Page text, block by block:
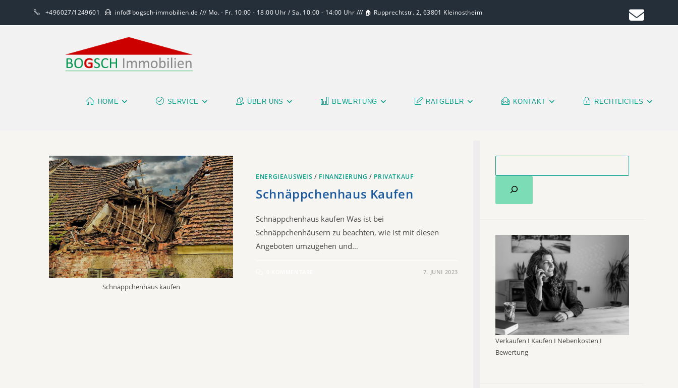
+496027/1249601 info@bogsch-immobilien.de /// Mo. - Fr. 10:00 - 18:00 Uhr / Sa. 10:00 - 14:00 Uhr /// 🏠 Rupprechtstr. 2, 63801 Kleinostheim
HOME SERVICE ÜBER UNS BEWERTUNG RATGEBER KONTAKT RECHTLICHES
Schnäppchenhaus kaufen
ENERGIEAUSWEIS / FINANZIERUNG / PRIVATKAUF
Schnäppchenhaus Kaufen
Schnäppchenhaus kaufen Was ist bei
Schnäppchenhäusern zu beachten, wie ist mit diesen
Angeboten umzugehen und…
7. JUNI 2023
Verkaufen I Kaufen I Nebenkosten I
Bewertung